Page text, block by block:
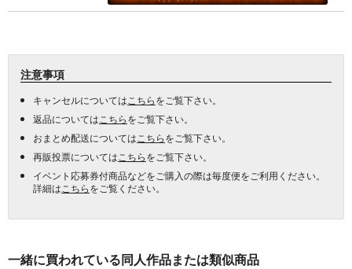
注意事項
キャンセルについては こちらをご覧下さい。
返品については こちらをご覧下さい。
おまとめ配送については こちらをご覧下さい。
再販投票については こちらをご覧下さい。
イベント応募券付商品などをご購入の際は毎度便をご利用ください。
詳細は こちらをご覧ください。
一緒に買われている同人作品または類似商品